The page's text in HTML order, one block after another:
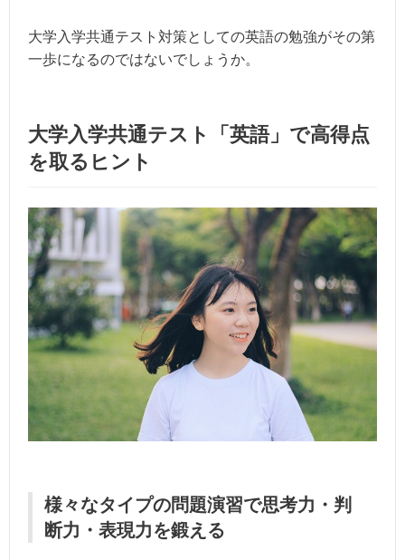
大学入学共通テスト対策としての英語の勉強がその第
一歩になるのではないでしょうか。
大学入学共通テスト「英語」で高得点
を取るヒント
様々なタイプの問題演習で思考力・判
断力・表現力を鍛える